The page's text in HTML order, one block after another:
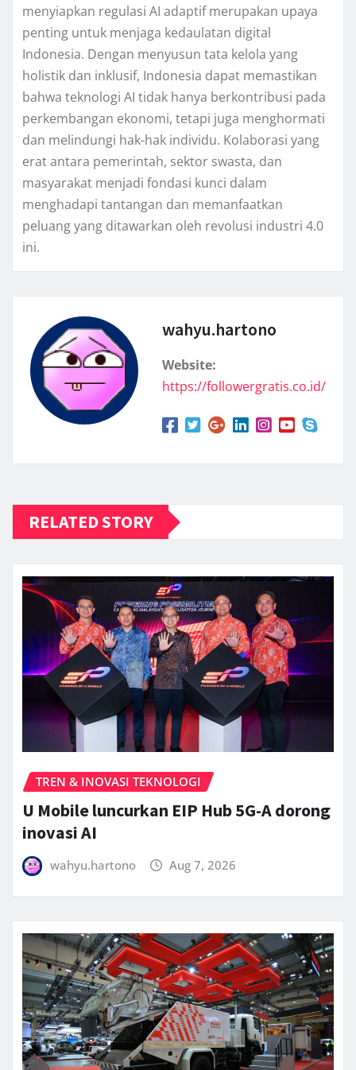
menyiapkan regulasi AI adaptif merupakan upaya
penting untuk menjaga kedaulatan digital
Indonesia. Dengan menyusun tata kelola yang
holistik dan inklusif, Indonesia dapat memastikan
bahwa teknologi AI tidak hanya berkontribusi pada
perkembangan ekonomi, tetapi juga menghormati
dan melindungi hak-hak individu. Kolaborasi yang
erat antara pemerintah, sektor swasta, dan
masyarakat menjadi fondasi kunci dalam
menghadapi tantangan dan memanfaatkan
peluang yang ditawarkan oleh revolusi industri 4.0
ini.
wahyu.hartono
Website:
https://followergratis.co.id/
RELATED STORY
TREN & INOVASI TEKNOLOGI
U Mobile luncurkan EIP Hub 5G-A dorong
inovasi AI
wahyu.hartono Aug 7, 2026